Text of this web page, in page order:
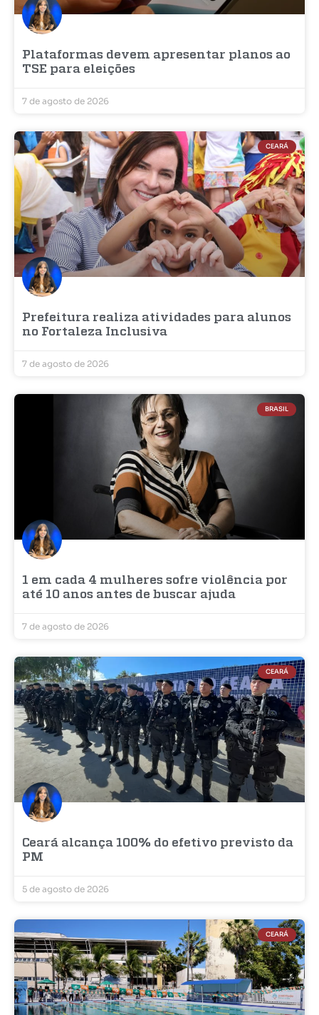
Plataformas devem apresentar planos ao
TSE para eleições
7 de agosto de 2026
CEARÁ
Prefeitura realiza atividades para alunos
no Fortaleza Inclusiva
7 de agosto de 2026
BRASIL
1 em cada 4 mulheres sofre violência por
até 10 anos antes de buscar ajuda
7 de agosto de 2026
CEARÁ
Ceará alcança 100% do efetivo previsto da
PM
5 de agosto de 2026
CEARÁ